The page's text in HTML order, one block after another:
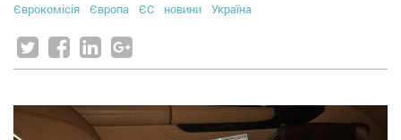
Єврокомісія
Європа ЄС новини Україна